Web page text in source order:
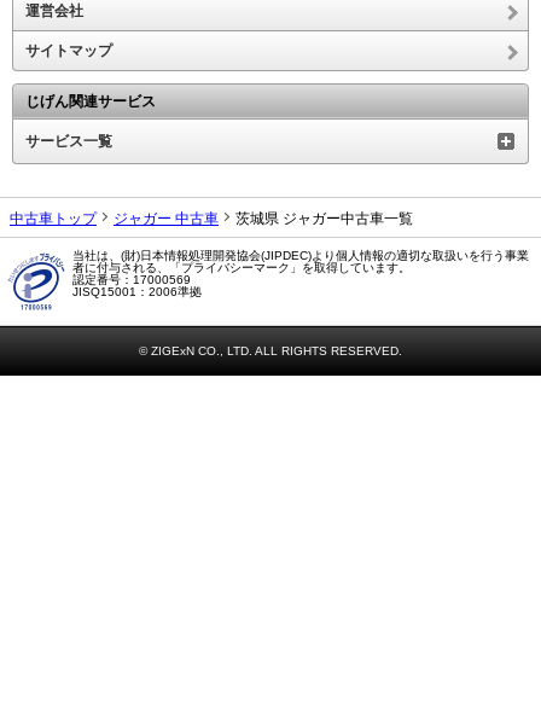
運営会社
サイトマップ
じげん関連サービス
サービス一覧
中古車トップ ジャガー 中古車 茨城県 ジャガー中古車一覧
当社は、(財)日本情報処理開発協会(JIPDEC)より個人情報の適切な取扱いを行う事業
者に付与される、「プライバシーマーク」を取得しています。
認定番号：17000569
JISQ15001：2006準拠
© ZIGExN CO., LTD. ALL RIGHTS RESERVED.